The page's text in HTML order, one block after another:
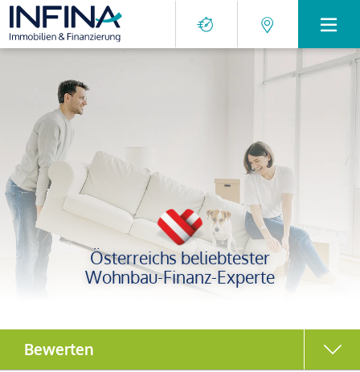
Österreichs beliebtester
Wohnbau-Finanz-Experte
Bewerten